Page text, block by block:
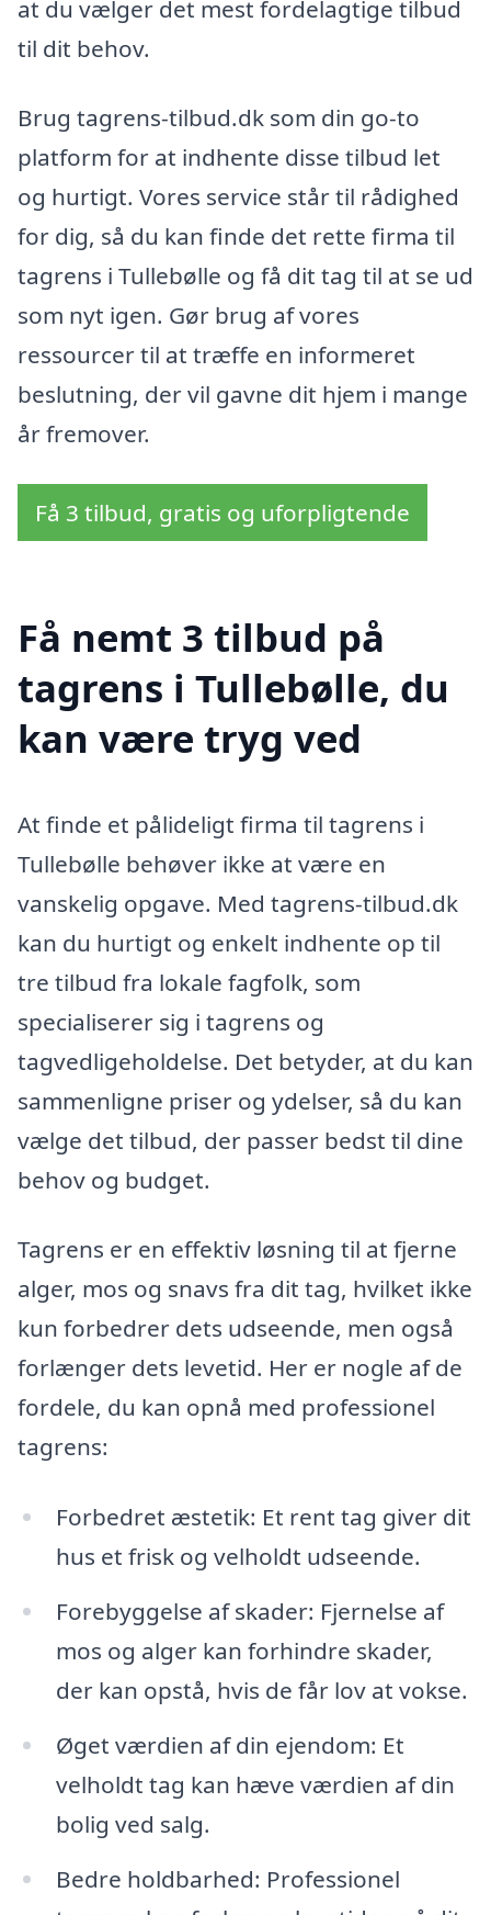
at du vælger det mest fordelagtige tilbud
til dit behov.
Brug tagrens-tilbud.dk som din go-to
platform for at indhente disse tilbud let
og hurtigt. Vores service står til rådighed
for dig, så du kan finde det rette firma til
tagrens i Tullebølle og få dit tag til at se ud
som nyt igen. Gør brug af vores
ressourcer til at træffe en informeret
beslutning, der vil gavne dit hjem i mange
år fremover.
Få 3 tilbud, gratis og uforpligtende
Få nemt 3 tilbud på
tagrens i Tullebølle, du
kan være tryg ved
At finde et pålideligt firma til tagrens i
Tullebølle behøver ikke at være en
vanskelig opgave. Med tagrens-tilbud.dk
kan du hurtigt og enkelt indhente op til
tre tilbud fra lokale fagfolk, som
specialiserer sig i tagrens og
tagvedligeholdelse. Det betyder, at du kan
sammenligne priser og ydelser, så du kan
vælge det tilbud, der passer bedst til dine
behov og budget.
Tagrens er en effektiv løsning til at fjerne
alger, mos og snavs fra dit tag, hvilket ikke
kun forbedrer dets udseende, men også
forlænger dets levetid. Her er nogle af de
fordele, du kan opnå med professionel
tagrens:
Forbedret æstetik: Et rent tag giver dit
hus et frisk og velholdt udseende.
Forebyggelse af skader: Fjernelse af
mos og alger kan forhindre skader,
der kan opstå, hvis de får lov at vokse.
Øget værdien af din ejendom: Et
velholdt tag kan hæve værdien af din
bolig ved salg.
Bedre holdbarhed: Professionel